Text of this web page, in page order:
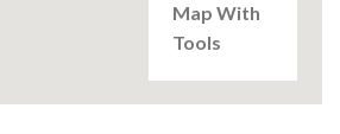
Map With
Tools